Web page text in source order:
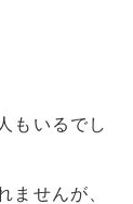
もいるでし
ませんが、